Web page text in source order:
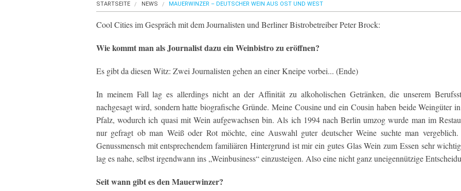
STARTSEITE NEWS MAUERWINZER – DEUTSCHER WEIN AUS OST UND WEST
Cool Cities im Gespräch mit dem Journalisten und Berliner Bistrobetreiber Peter Brock:
Wie kommt man als Journalist dazu ein Weinbistro zu eröffnen?
Es gibt da diesen Witz: Zwei Journalisten gehen an einer Kneipe vorbei... (Ende)
In meinem Fall lag es allerdings nicht an der Affinität zu alkoholischen Getränken, die unserem
nachgesagt wird, sondern hatte biografische Gründe. Meine Cousine und ein Cousin haben beide Weingüter
Pfalz, wodurch ich quasi mit Wein aufgewachsen bin. Als ich 1994 nach Berlin umzog wurde man im
nur gefragt ob man Weiß oder Rot möchte, eine Auswahl guter deutscher Weine suchte man
Genussmensch mit entsprechendem familiären Hintergrund ist mir ein gutes Glas Wein zum Essen sehr
lag es nahe, selbst irgendwann ins „Weinbusiness“ einzusteigen. Also eine nicht ganz uneigennützige
Seit wann gibt es den Mauerwinzer?